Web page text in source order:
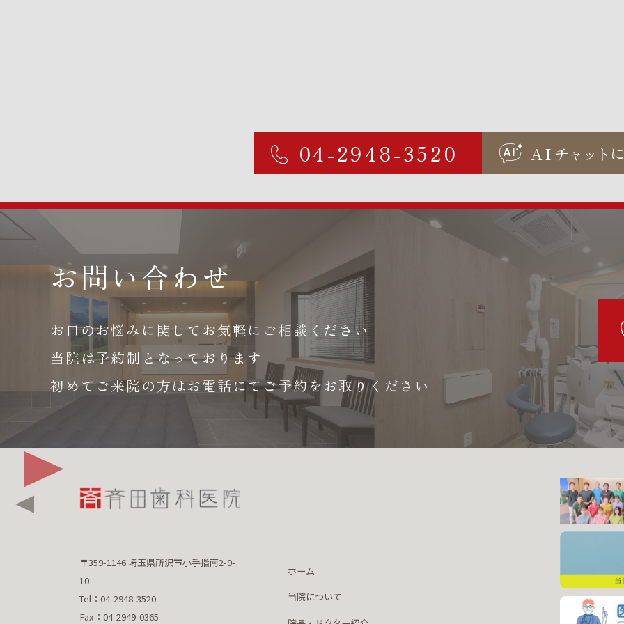
04-2948-3520 AIチャ ッ ト
お問い合わせ
お口のお悩みに関して お気軽にご相談ください
当院は予約制となっております
初めてご来院の方はお電話にてご予約をお取りください
〒359-1146 埼玉県所沢市小手指南2-9-
10
Tel：04-2948-3520
Fax：04-2949-0365
ホーム
当院について